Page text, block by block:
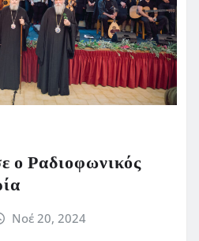
ο Ραδιοφωνικός
Νοέ 20, 2024